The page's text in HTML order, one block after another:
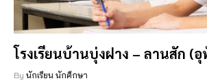
โรงเรียนบ้านบุ่งฝาง – ลานสัก (
By นักเรียน นักศึกษา